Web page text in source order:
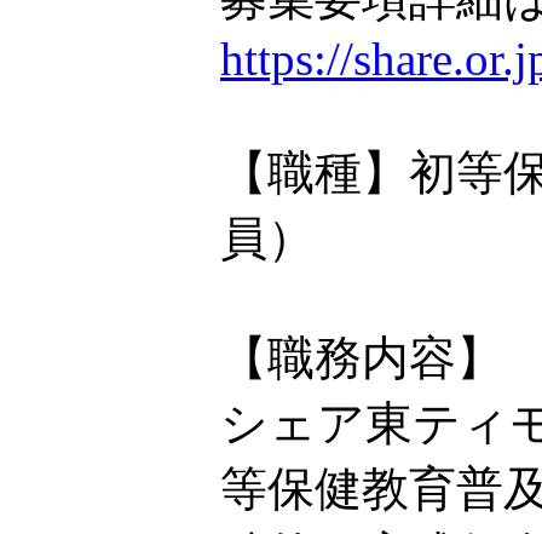
https://
【職種】初
員）
【職務内容】
シェア東ティ
等保健教育普